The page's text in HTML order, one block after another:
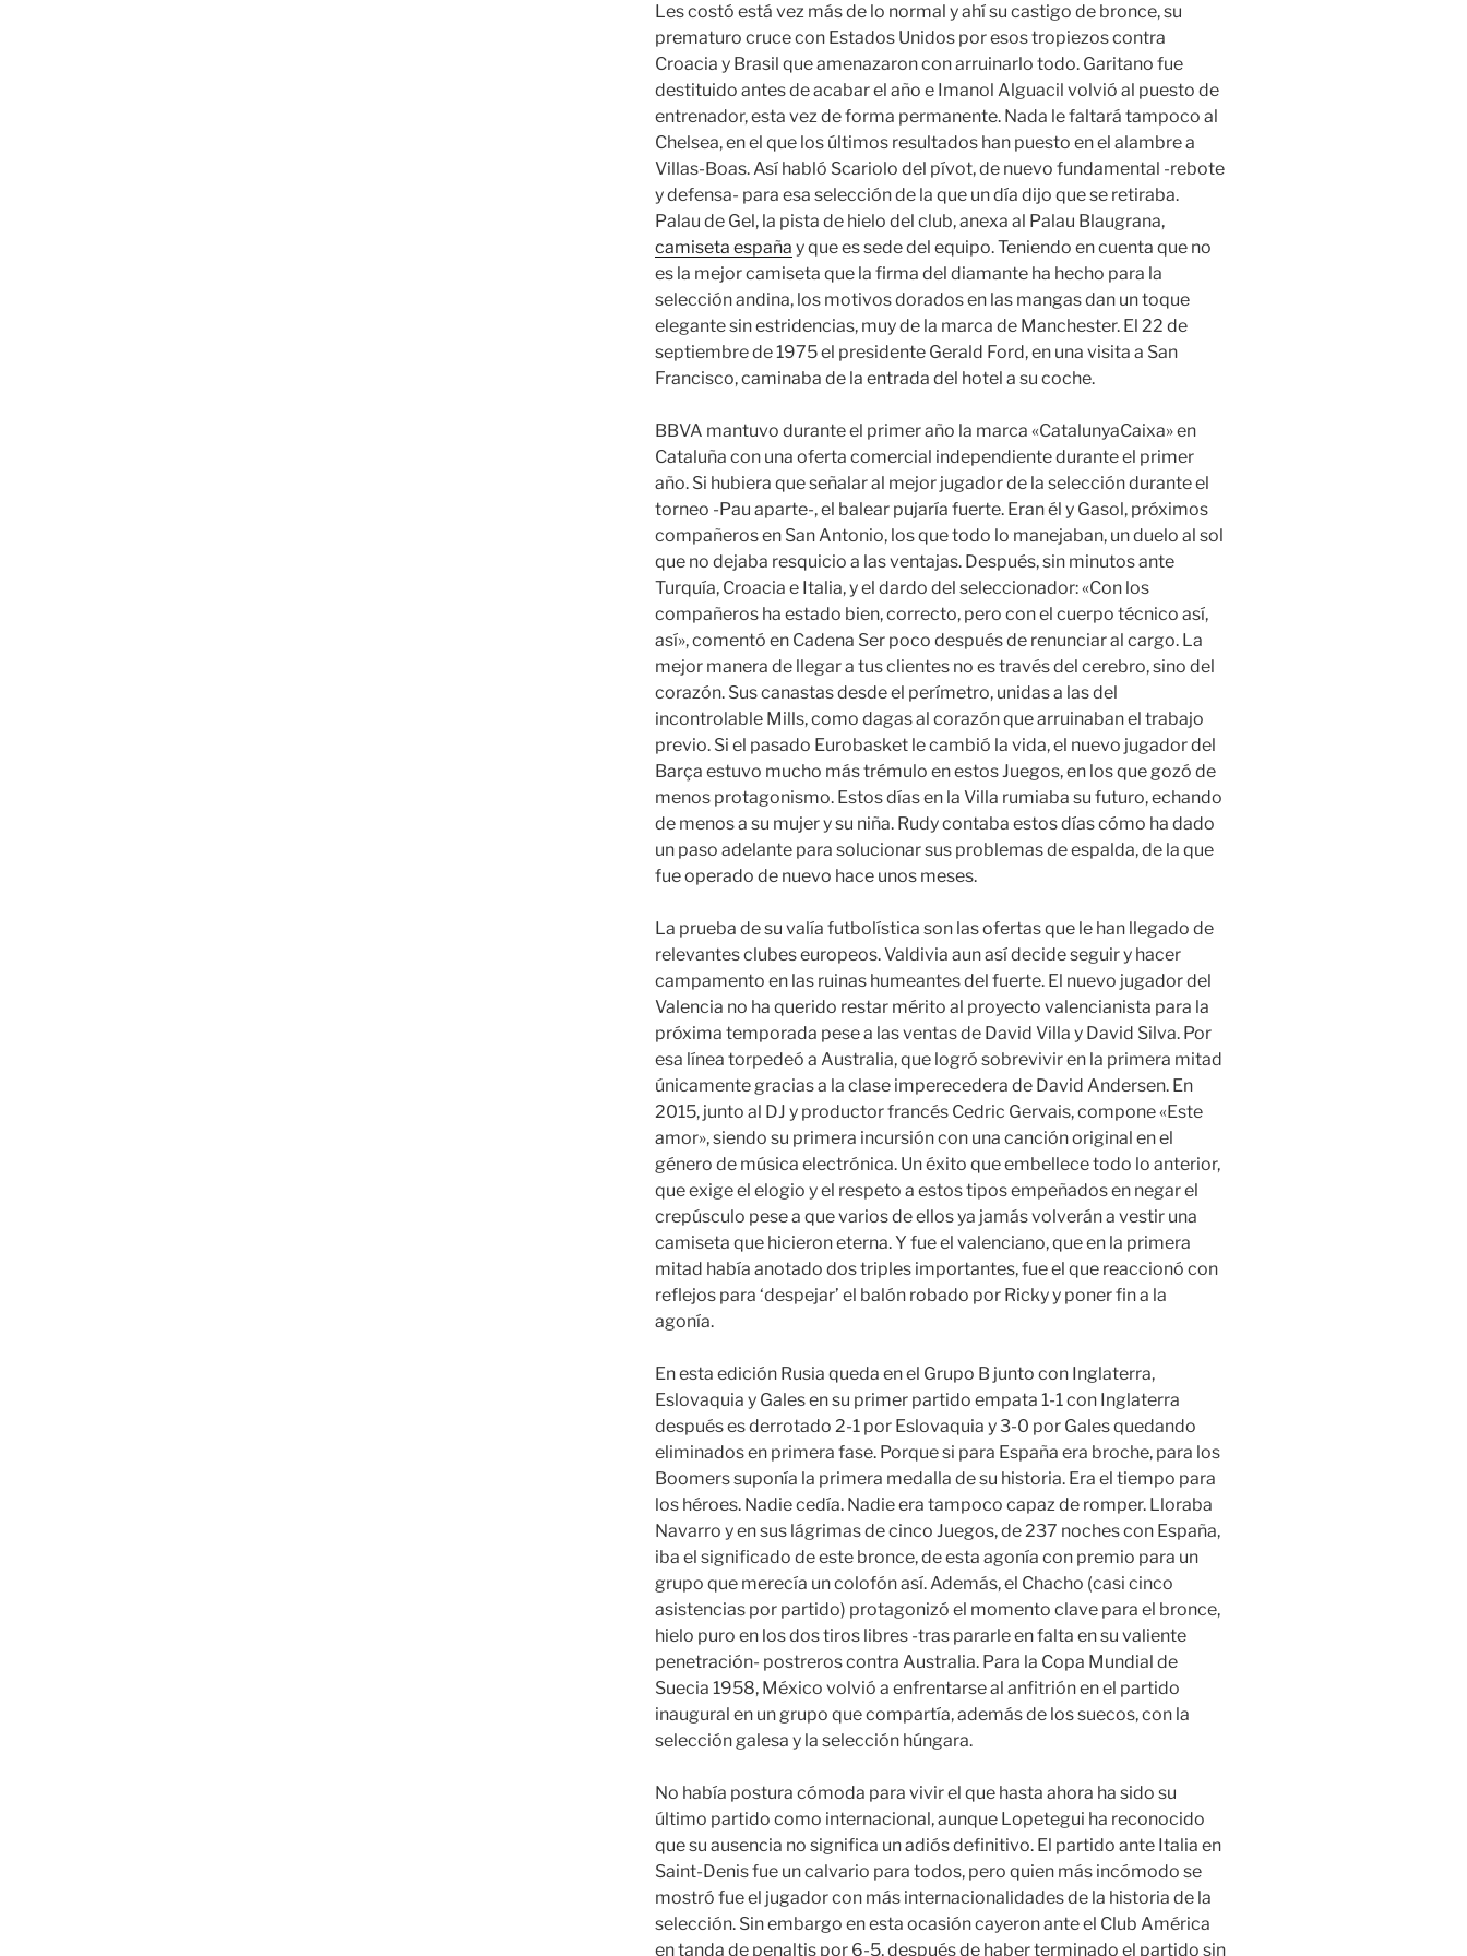
Les costó está vez más de lo normal y ahí su castigo de bronce, su
prematuro cruce con Estados Unidos por esos tropiezos contra
Croacia y Brasil que amenazaron con arruinarlo todo. Garitano fue
destituido antes de acabar el año e Imanol Alguacil volvió al puesto de
entrenador, esta vez de forma permanente. Nada le faltará tampoco al
Chelsea, en el que los últimos resultados han puesto en el alambre a
Villas-Boas. Así habló Scariolo del pívot, de nuevo fundamental -rebote
y defensa- para esa selección de la que un día dijo que se retiraba.
Palau de Gel, la pista de hielo del club, anexa al Palau Blaugrana,
camiseta españa y que es sede del equipo. Teniendo en cuenta que no
es la mejor camiseta que la firma del diamante ha hecho para la
selección andina, los motivos dorados en las mangas dan un toque
elegante sin estridencias, muy de la marca de Manchester. El 22 de
septiembre de 1975 el presidente Gerald Ford, en una visita a San
Francisco, caminaba de la entrada del hotel a su coche.
BBVA mantuvo durante el primer año la marca «CatalunyaCaixa» en
Cataluña con una oferta comercial independiente durante el primer
año. Si hubiera que señalar al mejor jugador de la selección durante el
torneo -Pau aparte-, el balear pujaría fuerte. Eran él y Gasol, próximos
compañeros en San Antonio, los que todo lo manejaban, un duelo al sol
que no dejaba resquicio a las ventajas. Después, sin minutos ante
Turquía, Croacia e Italia, y el dardo del seleccionador: «Con los
compañeros ha estado bien, correcto, pero con el cuerpo técnico así,
así», comentó en Cadena Ser poco después de renunciar al cargo. La
mejor manera de llegar a tus clientes no es través del cerebro, sino del
corazón. Sus canastas desde el perímetro, unidas a las del
incontrolable Mills, como dagas al corazón que arruinaban el trabajo
previo. Si el pasado Eurobasket le cambió la vida, el nuevo jugador del
Barça estuvo mucho más trémulo en estos Juegos, en los que gozó de
menos protagonismo. Estos días en la Villa rumiaba su futuro, echando
de menos a su mujer y su niña. Rudy contaba estos días cómo ha dado
un paso adelante para solucionar sus problemas de espalda, de la que
fue operado de nuevo hace unos meses.
La prueba de su valía futbolística son las ofertas que le han llegado de
relevantes clubes europeos. Valdivia aun así decide seguir y hacer
campamento en las ruinas humeantes del fuerte. El nuevo jugador del
Valencia no ha querido restar mérito al proyecto valencianista para la
próxima temporada pese a las ventas de David Villa y David Silva. Por
esa línea torpedeó a Australia, que logró sobrevivir en la primera mitad
únicamente gracias a la clase imperecedera de David Andersen. En
2015, junto al DJ y productor francés Cedric Gervais, compone «Este
amor», siendo su primera incursión con una canción original en el
género de música electrónica. Un éxito que embellece todo lo anterior,
que exige el elogio y el respeto a estos tipos empeñados en negar el
crepúsculo pese a que varios de ellos ya jamás volverán a vestir una
camiseta que hicieron eterna. Y fue el valenciano, que en la primera
mitad había anotado dos triples importantes, fue el que reaccionó con
reflejos para ‘despejar’ el balón robado por Ricky y poner fin a la
agonía.
En esta edición Rusia queda en el Grupo B junto con Inglaterra,
Eslovaquia y Gales en su primer partido empata 1-1 con Inglaterra
después es derrotado 2-1 por Eslovaquia y 3-0 por Gales quedando
eliminados en primera fase. Porque si para España era broche, para los
Boomers suponía la primera medalla de su historia. Era el tiempo para
los héroes. Nadie cedía. Nadie era tampoco capaz de romper. Lloraba
Navarro y en sus lágrimas de cinco Juegos, de 237 noches con España,
iba el significado de este bronce, de esta agonía con premio para un
grupo que merecía un colofón así. Además, el Chacho (casi cinco
asistencias por partido) protagonizó el momento clave para el bronce,
hielo puro en los dos tiros libres -tras pararle en falta en su valiente
penetración- postreros contra Australia. Para la Copa Mundial de
Suecia 1958, México volvió a enfrentarse al anfitrión en el partido
inaugural en un grupo que compartía, además de los suecos, con la
selección galesa y la selección húngara.
No había postura cómoda para vivir el que hasta ahora ha sido su
último partido como internacional, aunque Lopetegui ha reconocido
que su ausencia no significa un adiós definitivo. El partido ante Italia en
Saint-Denis fue un calvario para todos, pero quien más incómodo se
mostró fue el jugador con más internacionalidades de la historia de la
selección. Sin embargo en esta ocasión cayeron ante el Club América
en tanda de penaltis por 6-5, después de haber terminado el partido sin